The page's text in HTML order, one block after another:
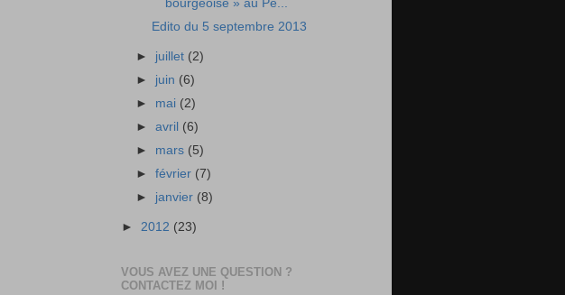
bourgeoise » au Pe...
Edito du 5 septembre 2013
► juillet (2)
► juin (6)
► mai (2)
►avril (6)
► mars (5)
►février (7)
► janvier (8)
► 2012 (23)
VOUS AVEZ UNE QUESTION ?
CONTACTEZ MOI !